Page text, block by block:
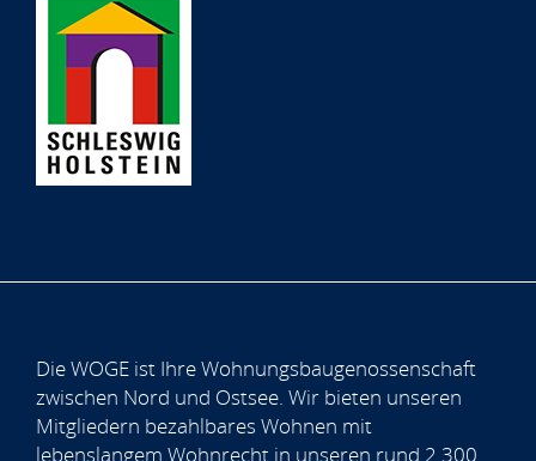
Die WOGE ist Ihre Wohnungsbaugenossenschaft
zwischen Nord und Ostsee. Wir bieten unseren
Mitgliedern bezahlbares Wohnen mit
lebenslangem Wohnrecht in unseren rund 2.300